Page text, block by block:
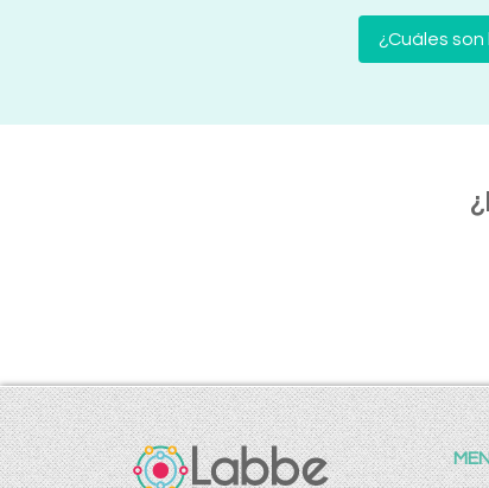
¿Cuáles